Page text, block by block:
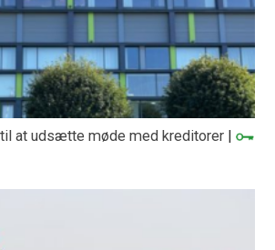
at udsætte møde med kreditorer |